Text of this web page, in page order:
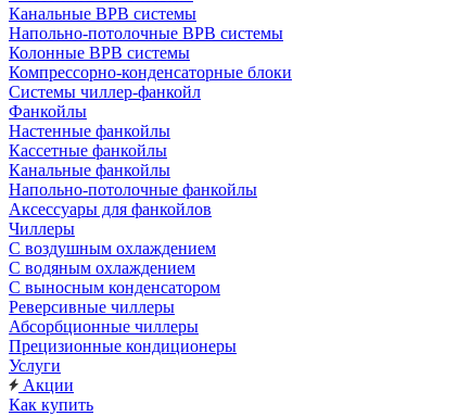
Канальные ВРВ системы
Напольно-потолочные ВРВ системы
Колонные ВРВ системы
Компрессорно-конденсаторные блоки
Системы чиллер-фанкойл
Фанкойлы
Настенные фанкойлы
Кассетные фанкойлы
Канальные фанкойлы
Напольно-потолочные фанкойлы
Аксессуары для фанкойлов
Чиллеры
С воздушным охлаждением
С водяным охлаждением
С выносным конденсатором
Реверсивные чиллеры
Абсорбционные чиллеры
Прецизионные кондиционеры
Услуги
Акции
Как купить